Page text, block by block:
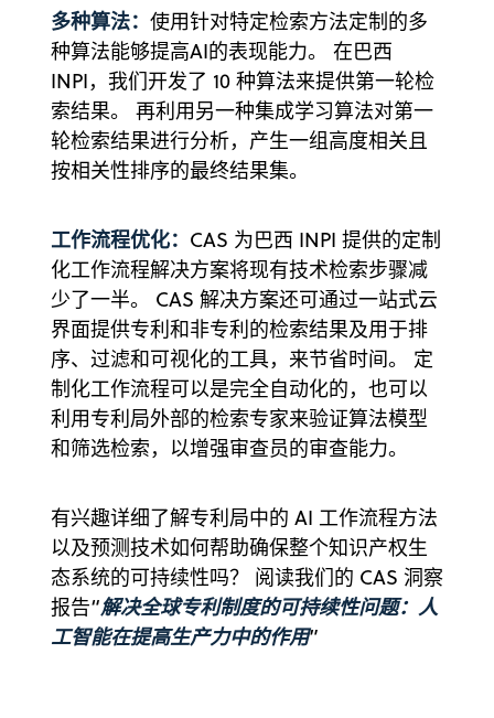
多种算法： 使用针对特定检索方法定制的多
种算法能够提高AI的表现能力。 在巴西
INPI，我们开发了 10 种算法来提供第一轮检
索结果。 再利用另一种集成学习算法对第一
轮检索结果进行分析，产生一组高度相关且
按相关性排序的最终结果集。
工作流程优化： CAS 为巴西 INPI 提供的定制
化工作流程解决方案将现有技术检索步骤减
少了一半。 CAS 解决方案还可通过一站式云
界面提供专利和非专利的检索结果及用于排
序、过滤和可视化的工具，来节省时间。 定
制化工作流程可以是完全自动化的，也可以
利用专利局外部的检索专家来验证算法模型
和筛选检索，以增强审查员的审查能力。
有兴趣详细了解专利局中的 AI 工作流程方法
以及预测技术如何帮助确保整个知识产权生
态系统的可持续性吗？ 阅读我们的 CAS 洞察
报告“解决全球专利制度的可持续性问题：人
工智能在提高生产力中的作用”